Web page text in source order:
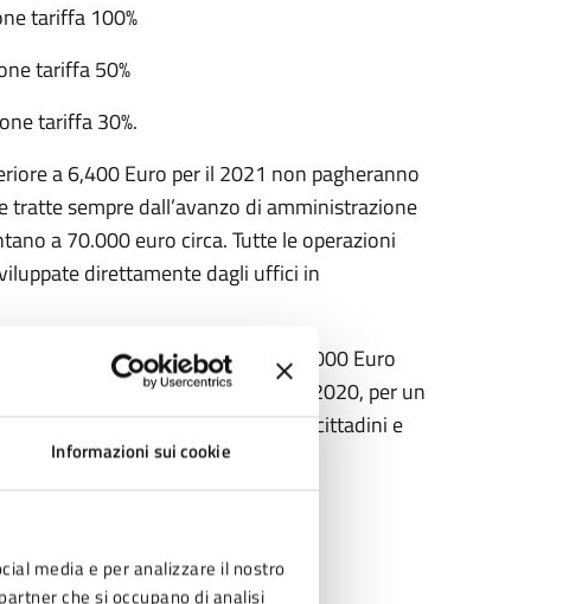
Informazioni sui cookie
media e per analizzare il nostro
che si occupano di analisi
100%
50%
30%.
a 6,400 Euro per il 2021 non pagheranno
tratte sempre dall’avanzo di amministrazione
a 70.000 euro circa. Tutte le operazioni
direttamente dagli uffici in
vale complessivamente 275.000 Euro
per i danni da COVID anno 2020, per un
di 615.000 euro a favore di cittadini e